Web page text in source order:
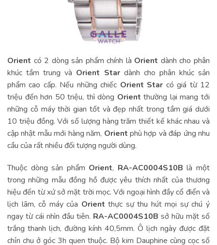
Orient có 2 dòng sản phẩm chính là Orient dành cho phân
khúc tầm trung và Orient Stardành cho phân khúc sản
phẩm cao cấp. Nếu những chiếc Orient Star có giá từ 12
triệu đến hơn 50 triệu, thì dòng Orient thường lại mang tới
những cỗ máy thời gian tốt và đẹp nhất trong tầm giá dưới
10 triệu đồng. Với số lượng hàng trăm thiết kế khác nhau và
cập nhật mẫu mới hàng năm, Orient phù hợp và đáp ứng nhu
cầu của rất nhiều đối tượng người dùng.
Thuộc dòng sản phẩm Orient, RA-AC0004S10B là một
trong những mẫu đồng hồ được yêu thích nhất của thương
hiệu đến từ xứ sở mặt trời mọc. Với ngoại hình đầy cổ điển và
lịch lãm, cỗ máy của Orient thực sự thu hút mọi sự chú ý
ngay từ cái nhìn đầu tiên. RA-AC0004S10B sở hữu mặt số
trắng thanh lịch, đường kính 40,5mm. Ô lịch ngày được đặt
chỉn chu ở góc 3h quen thuộc. Bộ kim Dauphine cùng cọc số